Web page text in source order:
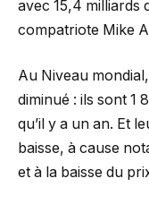
avec 15,4 milliards
compatriote Mike
Au Niveau
diminué : ils sont 1
qu’il y a un an. Et
baisse, à cause
et à la baisse du